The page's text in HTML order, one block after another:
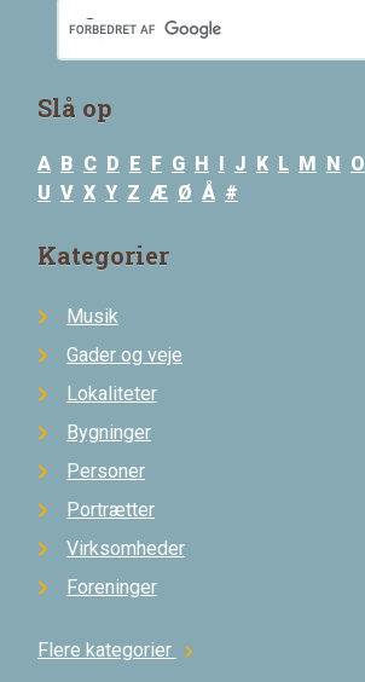
Slå op
A B C D E F G H I J K L M N O
U V X Y Z Æ Ø Å #
Kategorier
Musik
Gader og veje
Lokaliteter
Bygninger
Personer
Portrætter
Virksomheder
Foreninger
Flere kategorier chevron_right